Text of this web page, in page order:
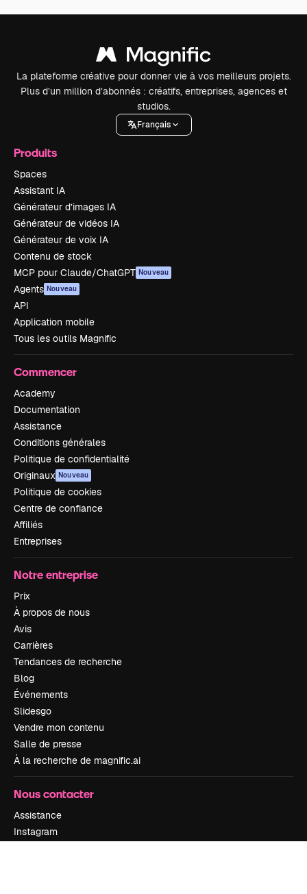
La plateforme créative pour donner vie à vos meilleurs projets.
Plus d’un million d’abonnés : créatifs, entreprises, agences et
studios.
Français
Produits
Spaces
Assistant IA
Générateur d’images IA
Générateur de vidéos IA
Générateur de voix IA
Contenu de stock
MCP pour Claude/ChatGPT Nouveau
Agents Nouveau
API
Application mobile
Tous les outils Magnific
Commencer
Academy
Documentation
Assistance
Conditions générales
Politique de confidentialité
Originaux Nouveau
Politique de cookies
Centre de confiance
Affiliés
Entreprises
Notre entreprise
Prix
À propos de nous
Avis
Carrières
Tendances de recherche
Blog
Événements
Slidesgo
Vendre mon contenu
Salle de presse
À la recherche de magnific.ai
Nous contacter
Assistance
Instagram